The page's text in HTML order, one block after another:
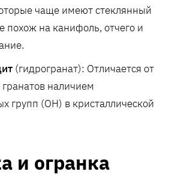
чаще имеют стеклянный
похож на канифоль, отчего и
(гидрогранат): Отличается от
гранатов наличием
групп (OH) в кристаллической
и огранка